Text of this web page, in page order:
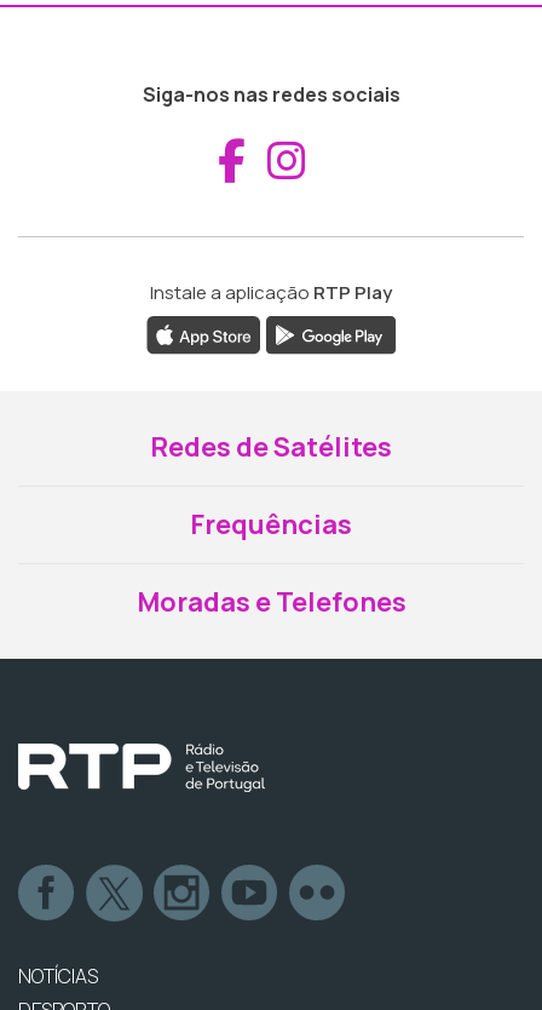
Siga-nos nas redes sociais
Aceder ao
Instale a aplicação RTP Play
Redes de Satélites
Frequências
Moradas e Telefones
NOTÍCIAS